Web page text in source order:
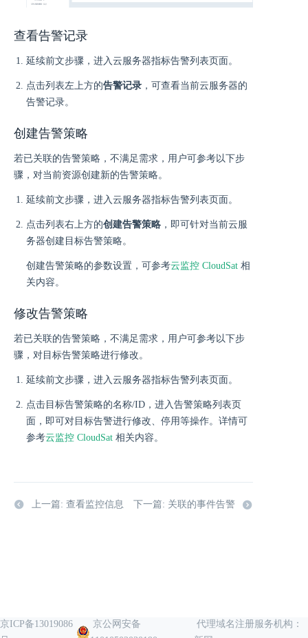
查看告警记录
延续前文步骤，进入云服务器指标告警列表页面。
点击列表左上方的告警记录 ，可查看当前云服务器的
告警记录。
创建告警策略
若已关联的告警策略，不满足需求，用户可参考以下步
骤，对当前资源创建新的告警策略。
延续前文步骤，进入云服务器指标告警列表页面。
点击列表右上方的创建告警策略 ，即可针对当前云服
务器创建目标告警策略。
创建告警策略的参数设置，可参考云监控 CloudSat 相
关内容。
修改告警策略
若已关联的告警策略，不满足需求，用户可参考以下步
骤，对目标告警策略进行修改。
延续前文步骤，进入云服务器指标告警列表页面。
点击目标告警策略的名称/ID，进入告警策略列表页
面，即可对目标告警进行修改、停用等操作。详情可
参考云监控 CloudSat 相关内容。
上一篇: 查看监控信息 下一篇: 关联的事件告警
京ICP备13019086
京公网安备
代理域名注册服务机构：